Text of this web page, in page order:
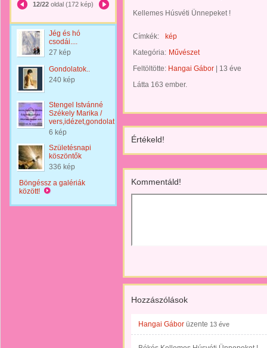
12/22 oldal (172 kép)
Jég és hó
csodái....
27 kép
Gondolatok..
240 kép
Stengel Istvánné
Székely Marika /
vers,idézet,gondolat
6 kép
Születésnapi
köszöntők
336 kép
Böngéssz a galériák
között!
Kellemes Húsvéti Ünnepeket !
Címkék:
kép
Kategória: Művészet
Feltöltötte: Hangai Gábor
13 éve
Látta 163 ember.
Értékeld!
Kommentáld!
Hozzászólások
Hangai Gábor üzente 13 éve